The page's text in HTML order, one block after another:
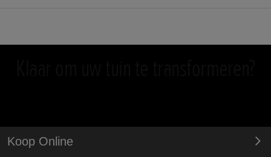
Koop Online